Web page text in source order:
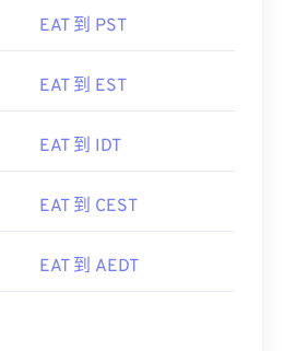
EAT 到 PST
EAT 到 EST
EAT 到 IDT
EAT 到 CEST
EAT 到 AEDT